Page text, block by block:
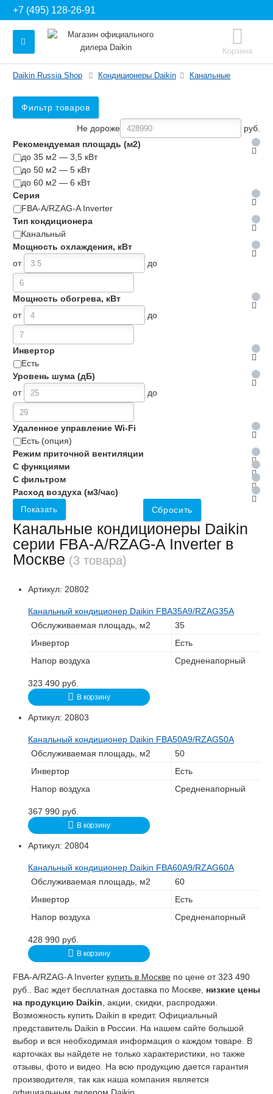
+7 (495) 128-26-91
Корзина
Daikin Russia Shop Кондиционеры Daikin Канальные
Фильтр товаров
Не дороже
руб.
Рекомендуемая площадь (м2)
до 35 м2 — 3,5 кВт
до 50 м2 — 5 кВт
до 60 м2 — 6 кВт
Серия
FBA-A/RZAG-A Inverter
Тип кондиционера
Канальный
Мощность охлаждения, кВт
от
до
Мощность обогрева, кВт
от
до
Инвертор
Есть
Уровень шума (дБ)
от
до
Удаленное управление Wi-Fi
Есть (опция)
Режим приточной вентиляции
С функциями
С фильтром
Расход воздуха (м3/час)
Показать Сбросить
Канальные кондиционеры Daikin
серии FBA-A/RZAG-A Inverter в
Москве (3 товара)
Артикул: 20802
Канальный кондиционер Daikin FBA35A9/RZAG35A
Обслуживаемая площадь, м2
35
Инвертор
Есть
Напор воздуха
Средненапорный
323 490 руб.
В корзину
Артикул: 20803
Канальный кондиционер Daikin FBA50A9/RZAG50A
Обслуживаемая площадь, м2
50
Инвертор
Есть
Напор воздуха
Средненапорный
367 990 руб.
В корзину
Артикул: 20804
Канальный кондиционер Daikin FBA60A9/RZAG60A
Обслуживаемая площадь, м2
60
Инвертор
Есть
Напор воздуха
Средненапорный
428 990 руб.
В корзину
FBA-A/RZAG-A Inverter купить в Москве по цене от 323 490
руб.. Вас ждет бесплатная доставка по Москве, низкие цены
на продукцию Daikin , акции, скидки, распродажи.
Возможность купить Daikin в кредит. Официальный
представитель Daikin в России. На нашем сайте большой
выбор и вся необходимая информация о каждом товаре. В
карточках вы найдете не только характеристики, но также
отзывы, фото и видео. На всю продукцию дается гарантия
производителя, так как наша компания является